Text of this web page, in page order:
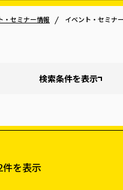
・セミナー情報
イベント・セミナ
検索条件を表示
件を表示